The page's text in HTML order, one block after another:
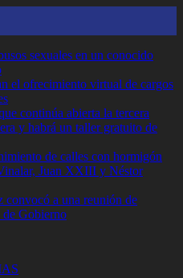
sexuales en un conocido
el ofrecimiento virtual de cargos
continúa abierta la tercera
y habrá un taller gratuito de
de calles con hormigón
Juan XXIII y Néstor
convocó a una reunión de
de Gobierno